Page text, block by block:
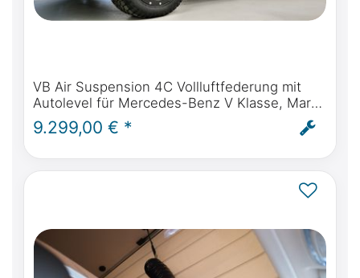
VB Air Suspension 4C Vollluftfederung mit
Autolevel für Mercedes-Benz V Klasse, Marco
Polo, Horizon, Activity - inkl. Einbau und ABE
9.299,00 € *